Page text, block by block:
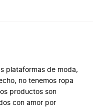
plataformas de moda,
no tenemos ropa
productos son
con amor por